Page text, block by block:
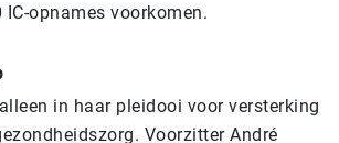
opnames voorkomen.
in haar pleidooi voor versterking
Voorzitter André